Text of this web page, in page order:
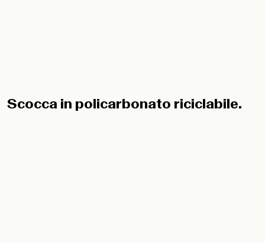
Scocca in policarbonato riciclabile.